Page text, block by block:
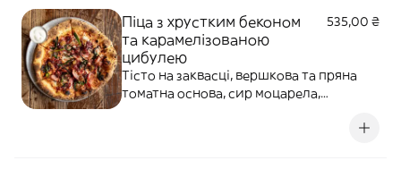
печі.
Піца з хрустким беконом
та карамелізованою
цибулею
535,00 ₴
Тісто на заквасці, вершкова та пряна
томатна основа, сир моцарела,